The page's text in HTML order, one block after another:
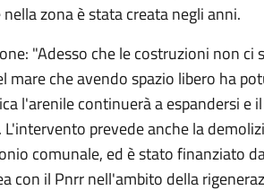
zona è stata creata negli anni.
"Adesso che le costruzioni non ci
mare che avendo spazio libero ha
l'arenile continuerà a espandersi e
L'intervento prevede anche la
comunale, ed è stato finanziato
con il Pnrr nell'ambito della